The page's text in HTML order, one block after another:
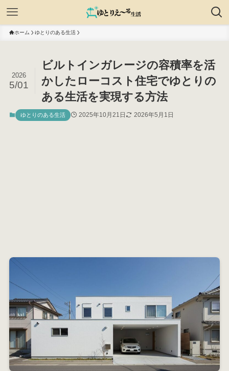
ホーム ゆとりのある生活
ビルトインガレージの容積率を活
かしたローコスト住宅でゆとりの
ある生活を実現する方法
2026
5/01
ゆとりのある生活 2025年10月21日 2026年5月1日